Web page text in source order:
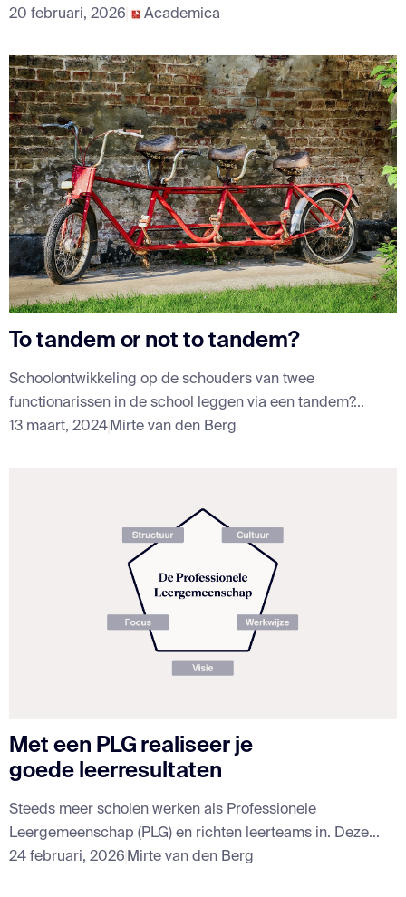
20 februari, 2026
Academica
To tandem or not to tandem?
Schoolontwikkeling op de schouders van twee
functionarissen in de school leggen via een tandem?...
13 maart, 2024Mirte van den Berg
Met een PLG realiseer je
goede leerresultaten
Steeds meer scholen werken als Professionele
Leergemeenschap (PLG) en richten leerteams in. Deze...
24 februari, 2026 Mirte van den Berg